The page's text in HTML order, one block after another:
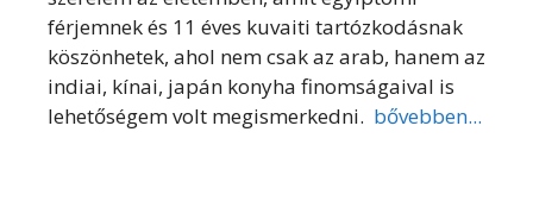
férjemnek és 11 éves kuvaiti tartózkodásnak
köszönhetek, ahol nem csak az arab, hanem az
indiai, kínai, japán konyha finomságaival is
lehetőségem volt megismerkedni. bővebben...